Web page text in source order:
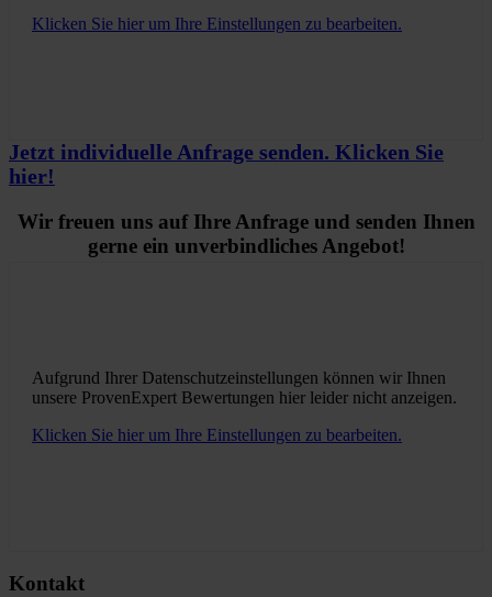
Klicken Sie hier um Ihre Einstellungen zu bearbeiten.
Jetzt individuelle Anfrage senden. Klicken Sie
hier!
Wir freuen uns auf Ihre Anfrage und senden Ihnen
gerne ein unverbindliches Angebot!
Aufgrund Ihrer Datenschutzeinstellungen können wir Ihnen
unsere ProvenExpert Bewertungen hier leider nicht anzeigen.
Klicken Sie hier um Ihre Einstellungen zu bearbeiten.
Kontakt